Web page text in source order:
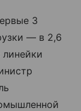
3
— в 2,6